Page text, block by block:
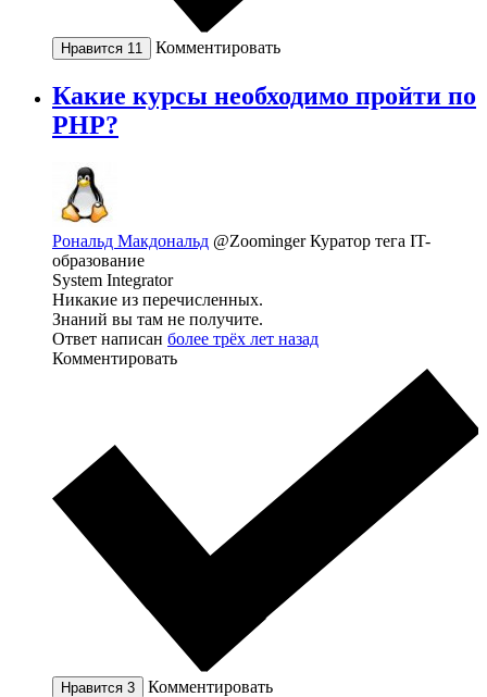
Нравится 11 Комментировать
Какие курсы необходимо пройти по
PHP?
Рональд Макдональд @ZoomingerКуратор тега IT-
образование
System Integrator
Никакие из перечисленных.
Знаний вы там не получите.
Ответ написан более трёх лет назад
Комментировать
Нравится 3 Комментировать